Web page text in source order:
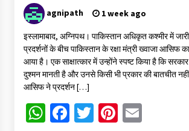
agnipath 1 week ago
इस्लामाबाद, अग्निपथ। पाकिस्तान अधिकृत कश्मीर में जारी
प्रदर्शनों के बीच पाकिस्तान के रक्षा मंत्री ख्वाजा आसिफ
आया है। एक साक्षात्कार में उन्होंने स्पष्ट किया है कि सरकार
दुश्मन मानती है और उनसे किसी भी प्रकार की बातचीत
आसिफ ने प्रदर्शन […]
WhatsApp
Facebook
TwitterPinterest
Email